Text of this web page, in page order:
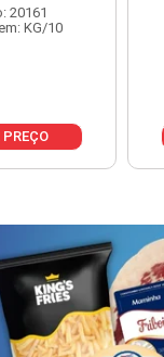
20162
KG/10
PREÇO